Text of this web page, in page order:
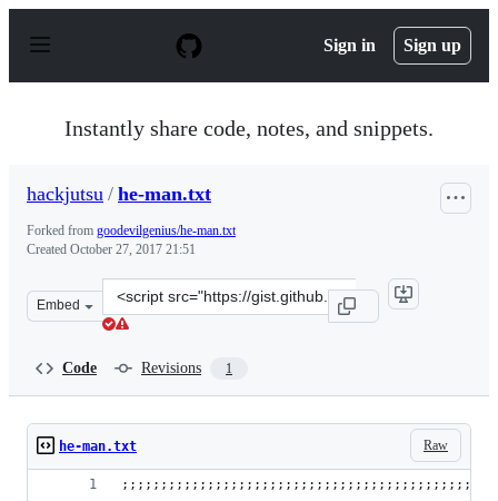
p
Sign in Sign up
Instantly share code, notes, and snippets.
hackjutsu / he-man.txt
Forked from goodevilgenius/he-man.txt
Created October 27, 2017 21:51
Embed
Clone
this
Code Revisions 1
Raw
he-man.txt